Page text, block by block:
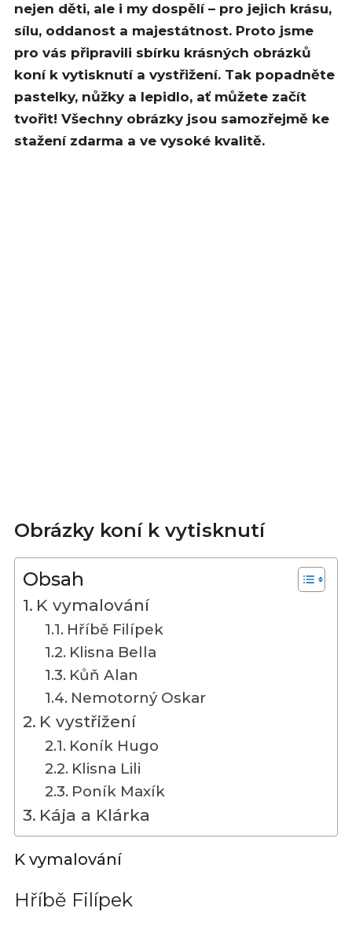
nejen děti, ale i my dospělí – pro jejich krásu,
sílu, oddanost a majestátnost. Proto jsme
pro vás připravili sbírku krásných obrázků
koní k vytisknutí a vystřižení. Tak popadněte
pastelky, nůžky a lepidlo, ať můžete začít
tvořit! Všechny obrázky jsou samozřejmě ke
stažení zdarma a ve vysoké kvalitě.
Obrázky koní k vytisknutí
Obsah
K vymalování
Hříbě Filípek
Klisna Bella
Kůň Alan
Nemotorný Oskar
K vystřižení
Koník Hugo
Klisna Lili
Poník Maxík
Kája a Klárka
K vymalování
Hříbě Filípek